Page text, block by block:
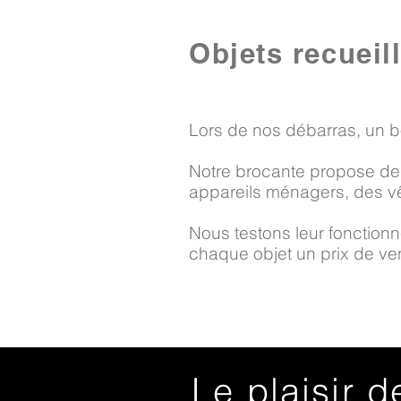
Objets
Lors de nos débarras, un
Notre brocante propose
appareils ménagers, des
Nous testons leur
chaque objet un prix de
Le plaisir